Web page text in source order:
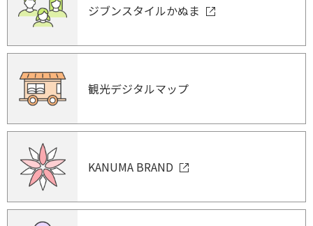
ジブンスタイルかぬま
観光デジタルマップ
KANUMA BRAND